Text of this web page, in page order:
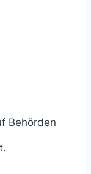
Behörden